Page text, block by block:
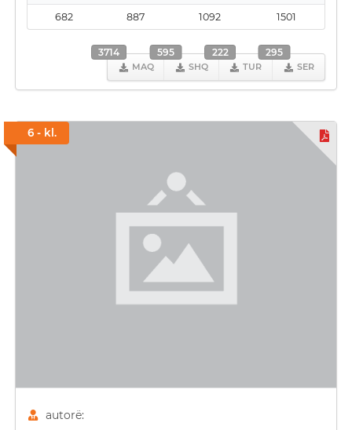
682
887 1092 1501
MAQ
3714
SHQ
595
TUR
222
SER
295
6 - kl.
autorë: